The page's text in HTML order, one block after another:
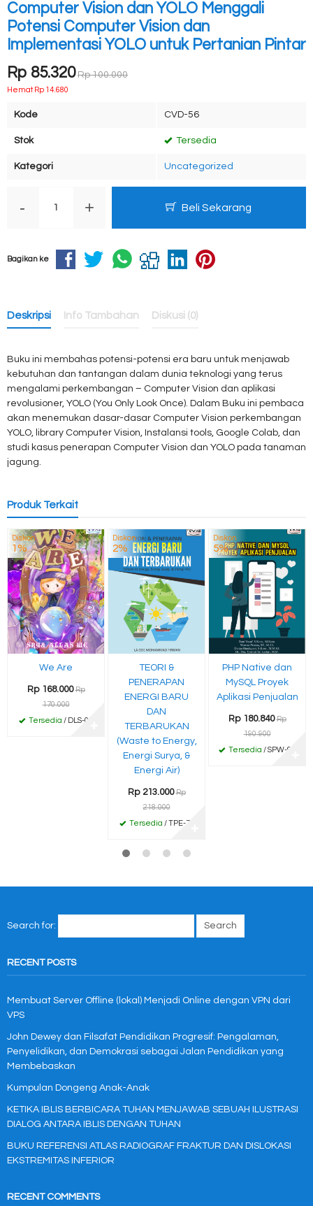
Computer Vision dan YOLO Menggali
Potensi Computer Vision dan
Implementasi YOLO untuk Pertanian Pintar
Rp 85.320 Rp 100.000
Hemat Rp 14.680
Kode CVD-56
Stok Tersedia
Kategori Uncategorized
- + Beli Sekarang
Bagikan ke
Deskripsi Info Tambahan Diskusi (0)
Buku ini membahas potensi-potensi era baru untuk menjawab
kebutuhan dan tantangan dalam dunia teknologi yang terus
mengalami perkembangan – Computer Vision dan aplikasi
revolusioner, YOLO (You Only Look Once). Dalam Buku ini pembaca
akan menemukan dasar-dasar Computer Vision perkembangan
YOLO, library Computer Vision, Instalansi tools, Google Colab, dan
studi kasus penerapan Computer Vision dan YOLO pada tanaman
jagung.
Produk Terkait
Diskon
1%
We Are
Rp 168.000 Rp
170.000
Tersedia / DLS-03
Diskon
2%
TEORI &
PENERAPAN
ENERGI BARU
DAN
TERBARUKAN
(Waste to Energy,
Energi Surya, &
Energi Air)
Rp 213.000 Rp
218.000
Tersedia / TPE-74
Diskon
5%
PHP Native dan
MySQL Proyek
Aplikasi Penjualan
Rp 180.840 Rp
190.900
Tersedia / SPW-91
Search for:
RECENT POSTS
Membuat Server Offline (lokal) Menjadi Online dengan VPN dari
VPS
John Dewey dan Filsafat Pendidikan Progresif: Pengalaman,
Penyelidikan, dan Demokrasi sebagai Jalan Pendidikan yang
Membebaskan
Kumpulan Dongeng Anak-Anak
KETIKA IBLIS BERBICARA TUHAN MENJAWAB SEBUAH ILUSTRASI
DIALOG ANTARA IBLIS DENGAN TUHAN
BUKU REFERENSI ATLAS RADIOGRAF FRAKTUR DAN DISLOKASI
EKSTREMITAS INFERIOR
RECENT COMMENTS